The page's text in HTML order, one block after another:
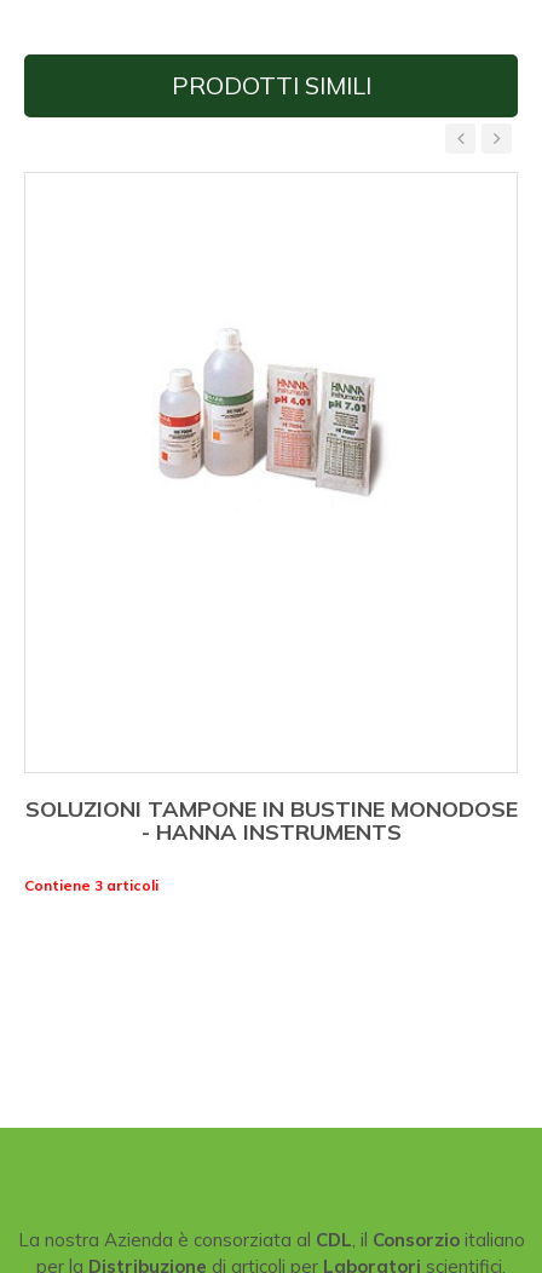
PRODOTTI SIMILI
SOLUZIONI TAMPONE IN BUSTINE MONODOSE
- HANNA INSTRUMENTS
Contiene 3 articoli
‹ ›
La nostra Azienda è consorziata al CDL , il Consorzioitaliano
per la Distribuzione di articoli per Laboratori scientifici.